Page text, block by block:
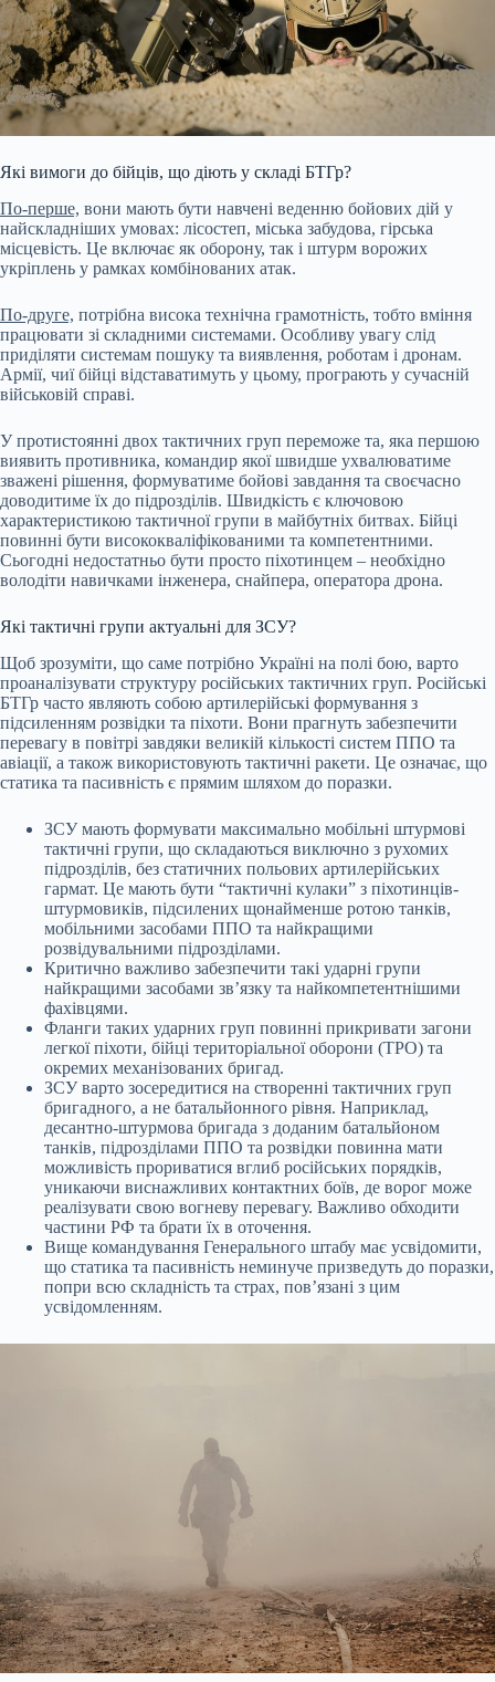
Які вимоги до бійців, що діють у складі БТГр?
По-перше, вони мають бути навчені веденню бойових дій у
найскладніших умовах: лісостеп, міська забудова, гірська
місцевість. Це включає як оборону, так і штурм ворожих
укріплень у рамках комбінованих атак.
По-друге, потрібна висока технічна грамотність, тобто вміння
працювати зі складними системами. Особливу увагу слід
приділяти системам пошуку та виявлення, роботам і дронам.
Армії, чиї бійці відставатимуть у цьому, програють у сучасній
військовій справі.
У протистоянні двох тактичних груп переможе та, яка першою
виявить противника, командир якої швидше ухвалюватиме
зважені рішення, формуватиме бойові завдання та своєчасно
доводитиме їх до підрозділів. Швидкість є ключовою
характеристикою тактичної групи в майбутніх битвах. Бійці
повинні бути висококваліфікованими та компетентними.
Сьогодні недостатньо бути просто піхотинцем – необхідно
володіти навичками інженера, снайпера, оператора дрона.
Які тактичні групи актуальні для ЗСУ?
Щоб зрозуміти, що саме потрібно Україні на полі бою, варто
проаналізувати структуру російських тактичних груп. Російські
БТГр часто являють собою артилерійські формування з
підсиленням розвідки та піхоти. Вони прагнуть забезпечити
перевагу в повітрі завдяки великій кількості систем ППО та
авіації, а також використовують тактичні ракети. Це означає, що
статика та пасивність є прямим шляхом до поразки.
ЗСУ мають формувати максимально мобільні штурмові
тактичні групи, що складаються виключно з рухомих
підрозділів, без статичних польових артилерійських
гармат. Це мають бути “тактичні кулаки” з піхотинців-
штурмовиків, підсилених щонайменше ротою танків,
мобільними засобами ППО та найкращими
розвідувальними підрозділами.
Критично важливо забезпечити такі ударні групи
найкращими засобами зв’язку та найкомпетентнішими
фахівцями.
Фланги таких ударних груп повинні прикривати загони
легкої піхоти, бійці територіальної оборони (ТРО) та
окремих механізованих бригад.
ЗСУ варто зосередитися на створенні тактичних груп
бригадного, а не батальйонного рівня. Наприклад,
десантно-штурмова бригада з доданим батальйоном
танків, підрозділами ППО та розвідки повинна мати
можливість прориватися вглиб російських порядків,
уникаючи виснажливих контактних боїв, де ворог може
реалізувати свою вогневу перевагу. Важливо обходити
частини РФ та брати їх в оточення.
Вище командування Генерального штабу має усвідомити,
що статика та пасивність неминуче призведуть до поразки,
попри всю складність та страх, пов’язані з цим
усвідомленням.